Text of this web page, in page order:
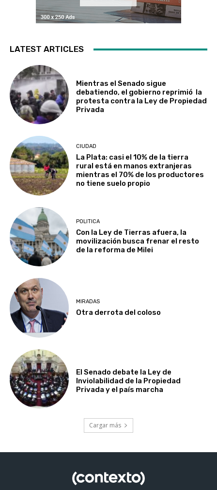
LATEST ARTICLES
Mientras el Senado sigue
debatiendo, el gobierno reprimió la
protesta contra la Ley de Propiedad
Privada
CIUDAD
La Plata: casi el 10% de la tierra
rural está en manos extranjeras
mientras el 70% de los productores
no tiene suelo propio
POLITICA
Con la Ley de Tierras afuera, la
movilización busca frenar el resto
de la reforma de Milei
MIRADAS
Otra derrota del coloso
El Senado debate la Ley de
Inviolabilidad de la Propiedad
Privada y el país marcha
Cargar más